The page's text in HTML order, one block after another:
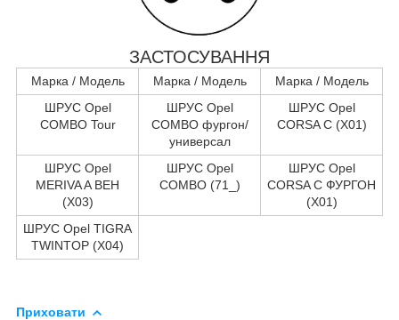
ЗАСТОСУВАННЯ
Марка / Модель Марка / Модель
Марка / Модель
ШРУС Opel
COMBO Tour
ШРУС Opel
COMBO фургон/
универсал
ШРУС Opel
CORSA C (X01)
ШРУС Opel
MERIVA A ВЕН
(X03)
ШРУС Opel
COMBO (71_)
ШРУС Opel
CORSA C ФУРГОН
(X01)
ШРУС Opel TIGRA
TWINTOP (X04)
Приховати